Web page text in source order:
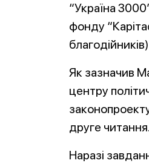
“Україна
фонду
Як зазначив
центру
друге читання.
Наразі